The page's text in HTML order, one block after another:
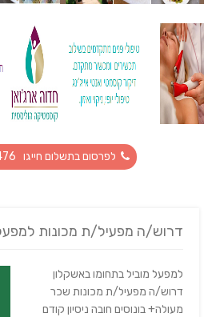
לפרסום בתשלום חייגו 077-9967476
דרוש/ה מפעיל/ת מכונות
למפעל מוביל בתחומו באשקלון
דרוש/ה מפעיל/ת מכונות שכר
מעולה+ בונוסים חובה ניסיון קודם